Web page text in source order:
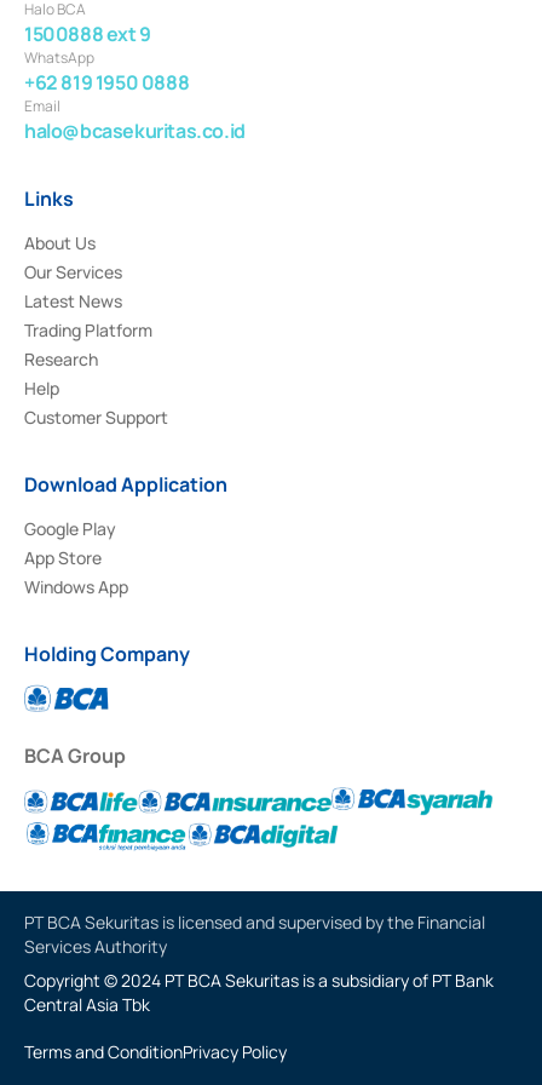
Halo BCA
1500888 ext 9
WhatsApp
+62 819 1950 0888
Email
halo@bcasekuritas.co.id
Links
About Us
Our Services
Latest News
Trading Platform
Research
Help
Customer Support
Download Application
Google Play
App Store
Windows App
Holding Company
BCA Group
PT BCA Sekuritas is licensed and supervised by the Financial
Services Authority
Copyright © 2024 PT BCA Sekuritas is a subsidiary of PT Bank
Central Asia Tbk
Terms and ConditionPrivacy Policy